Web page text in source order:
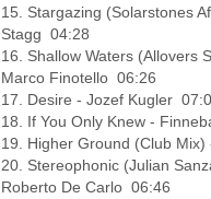
15. Stargazing (Solarstones
Stagg 04:28
16. Shallow Waters (Allovers
Marco Finotello 06:26
17. Desire - Jozef Kugler
18. If You Only Knew -
19. Higher Ground (Club
20. Stereophonic (Julian
Roberto De Carlo 06:46